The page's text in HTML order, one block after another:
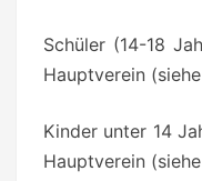
Schüler (14-18
Hauptverein
Kinder unter 14
Hauptverein